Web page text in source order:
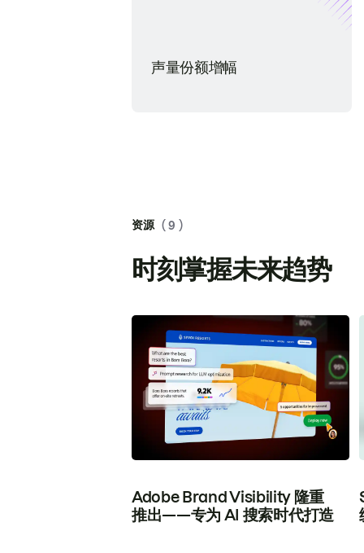
声量份额增幅
资源 ( 9 )
时刻掌握未来趋势
Adobe Brand Visibility 隆重
推出——专为 AI 搜索时代打造